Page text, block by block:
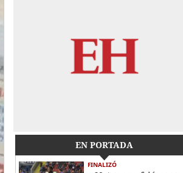
EN PORTADA
FINALIZÓ